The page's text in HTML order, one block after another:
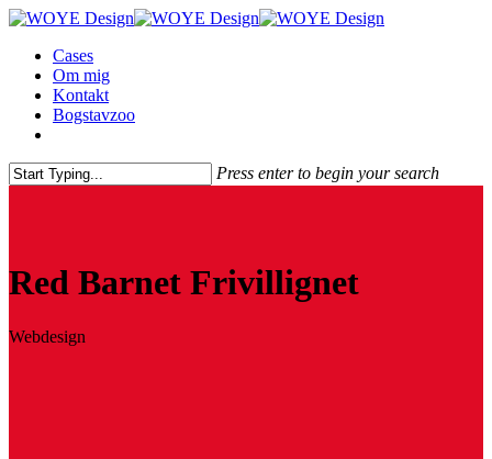
Skip
main
content
Menu
Cases
Om mig
Kontakt
Bogstavzoo
Press enter to begin your search
Red Barnet Frivillignet
Webdesign